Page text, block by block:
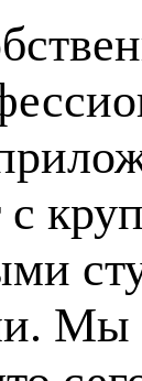
с
Мы